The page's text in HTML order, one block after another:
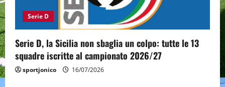
Serie D
Serie D, la Sicilia non sbaglia un colpo: tutte le 13
squadre iscritte al campionato 2026/27
sportjonico 16/07/2026